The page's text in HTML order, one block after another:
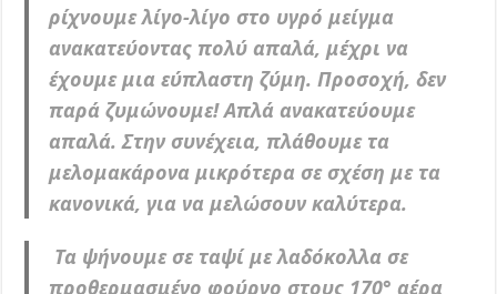
ρίχνουμε λίγο-λίγο στο υγρό μείγμα
ανακατεύοντας πολύ απαλά, μέχρι να
έχουμε μια εύπλαστη ζύμη. Προσοχή, δεν
παρά ζυμώνουμε! Απλά ανακατεύουμε
απαλά. Στην συνέχεια, πλάθουμε τα
μελομακάρονα μικρότερα σε σχέση με τα
κανονικά, για να μελώσουν καλύτερα.
Τα ψήνουμε σε ταψί με λαδόκολλα σε
προθερμασμένο φούρνο στους 170° αέρα